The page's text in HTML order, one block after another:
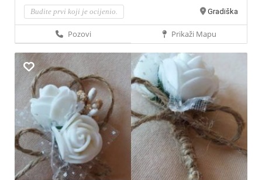
Budite prvi koji je ocijenio.
Gradiška
Pozovi Prikaži Mapu